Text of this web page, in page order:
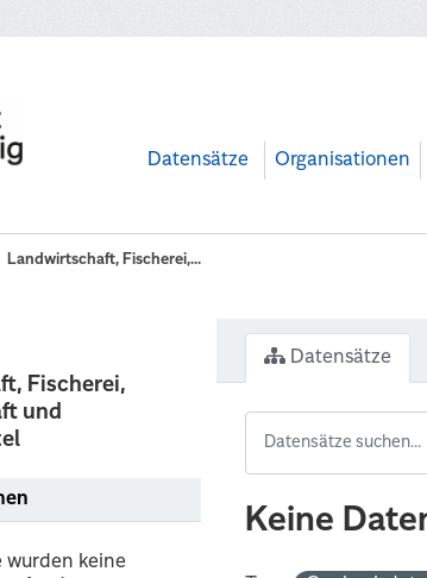
Datensätze Organisationen
Landwirtschaft, Fischerei,...
Fischerei,
und
wurden keine
Datensätze
Keine